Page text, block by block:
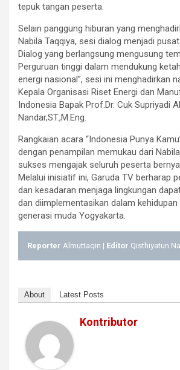
tepuk tangan peserta.
Selain panggung hiburan yang
Nabila Taqqiya, sesi dialog menjadi
Dialog yang berlangsung mengusung
Perguruan tinggi dalam mendukung
energi nasional”, sesi ini menghadirkan
Kepala Organisasi Riset Energi dan
Indonesia Bapak Prof.Dr. Cuk Supriyadi
Nandar,ST.,M.Eng.
Rangkaian acara “Indonesia Punya
dengan penampilan memukau dari
sukses mengajak seluruh peserta
Melalui inisiatif ini, Garuda TV berharap
dan kesadaran menjaga lingkungan
dan diimplementasikan dalam
generasi muda Yogyakarta.
Reporter Almuttaqin | Editor Qisthiyatun
About Latest Posts
Kontributor